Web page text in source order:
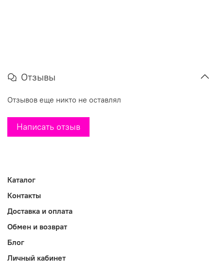
Отзывы
Отзывов еще никто не оставлял
Написать отзыв
Каталог
Контакты
Доставка и оплата
Обмен и возврат
Блог
Личный кабинет